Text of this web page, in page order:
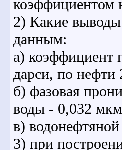
коэффициентом
2) Какие
данным:
а) коэффициент
дарси, по нефти
б) фазовая
воды - 0,032
в)
3) при